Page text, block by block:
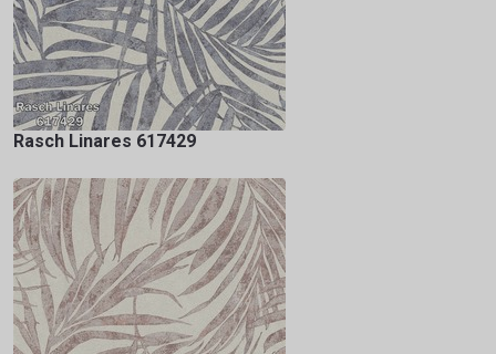
Rasch Linares 617429